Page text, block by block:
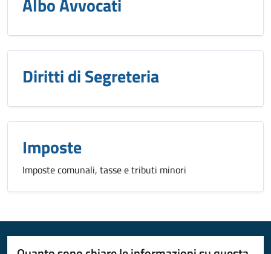
Diritti di Segreteria
Imposte
Imposte comunali, tasse e tributi minori